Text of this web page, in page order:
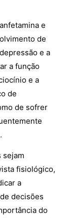
e
de
e a
a função
e a
de
de sofrer
sejam
fisiológico,
a
decisões
do